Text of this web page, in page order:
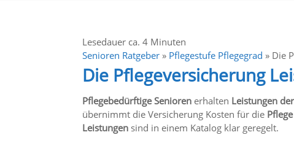
Lesedauer ca. 4 Minuten
Senioren Ratgeber » Pflegestufe Pflegegrad » Die
Die Pflegeversicherung
Pflegebedürftige Senioren erhalten Leistungen
übernimmt die Versicherung Kosten für die
Leistungen sind in einem Katalog klar geregelt.